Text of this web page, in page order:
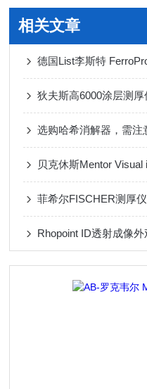
相关文章
选购哈希消解器，需注
贝克休斯Mentor
菲希尔FISCHER测厚